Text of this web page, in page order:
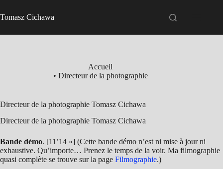
au
contenu
Tomasz Cichawa
Accueil
• Directeur de la photographie
Directeur de la photographie Tomasz Cichawa
Directeur de la photographie Tomasz Cichawa
Bande démo. [11’14 »] (Cette bande démo n’est ni mise à jour ni
exhaustive. Qu’importe… Prenez le temps de la voir. Ma filmographie
quasi complète se trouve sur la page Filmographie.)